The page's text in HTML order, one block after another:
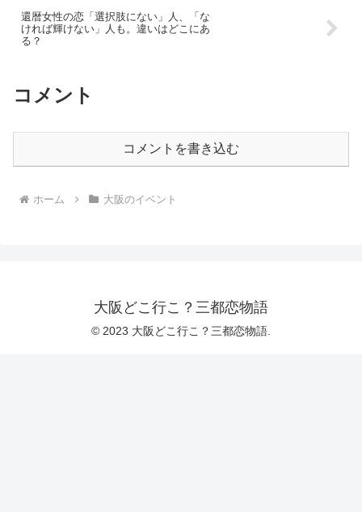
還暦女性の恋「選択肢にない」人、「な
ければ輝けない」人も。違いはどこにあ
る？
コメント
コメントを書き込む
ホーム 大阪のイベント
大阪どこ行こ？三都恋物語
© 2023 大阪どこ行こ？三都恋物語.